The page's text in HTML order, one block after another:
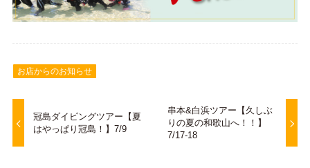
お店からのお知らせ
冠島ダイビングツアー【夏
はやっぱり冠島！】7/9
串本&白浜ツアー【久しぶ
りの夏の和歌山へ！！】
7/17-18